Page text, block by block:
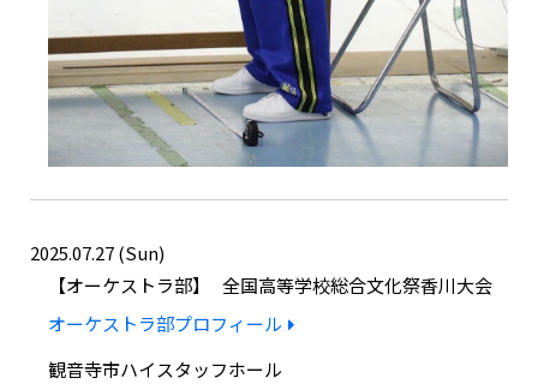
2025.07.27 (Sun)
オーケストラ部
全国高等学校総合文化祭香川大会
オーケストラ部プロフィール
観音寺市ハイスタッフホール